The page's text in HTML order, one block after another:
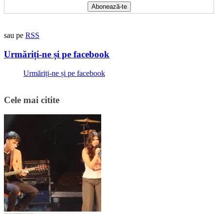
sau pe RSS
Urmăriți-ne și pe facebook
Urmăriți-ne și pe facebook
Cele mai citite